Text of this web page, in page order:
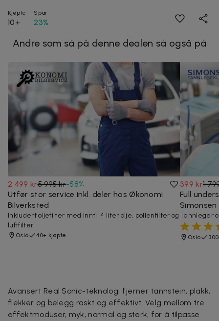
Kjøpte
10+
Spar
23%
Andre som så på denne dealen så også på
2 499 kr5 995 kr-58%
Utfør stor service inkl. deler hos Økonomi
Bilverksted
Inkludert oljefilter med inntil 4 liter olje, pollenfilter og
luftfilter
Oslo 40+ kjøpte
399 kr1
Full
Tannleger
Oslo
Avansert Real Sonic-teknologi fjerner tannstein, plakk,
flekker og belegg raskt og effektivt. Velg mellom tre
effektmoduser, myk, normal og sterk, for å tilpasse